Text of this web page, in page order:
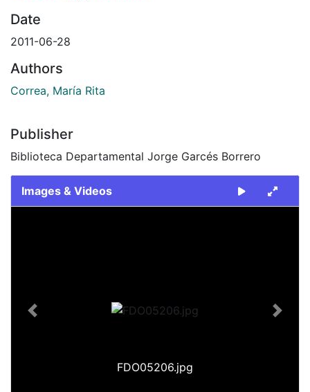
Date
2011-06-28
Authors
Correa, María Rita
Publisher
Biblioteca Departamental Jorge Garcés Borrero
Images & Videos
FDO05206.jpg
Previous Next